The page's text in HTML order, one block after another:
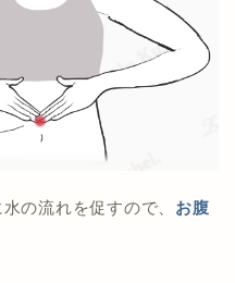
の流れを促すので、 お腹